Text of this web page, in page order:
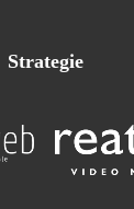
Strategie